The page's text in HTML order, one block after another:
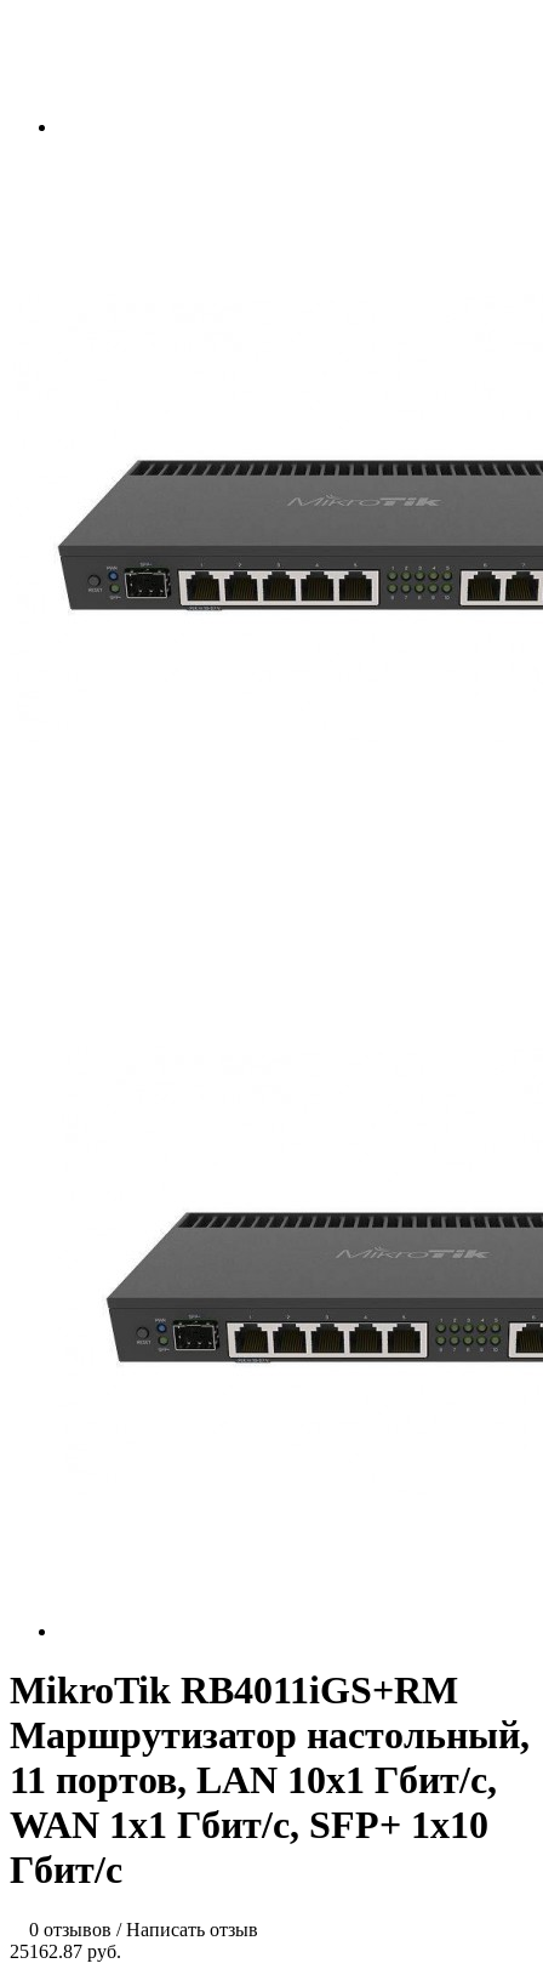
MikroTik RB4011iGS+RM
Маршрутизатор настольный,
11 портов, LAN 10x1 Гбит/с,
WAN 1x1 Гбит/с, SFP+ 1x10
Гбит/с
0 отзывов /Написать отзыв
25162.87 руб.